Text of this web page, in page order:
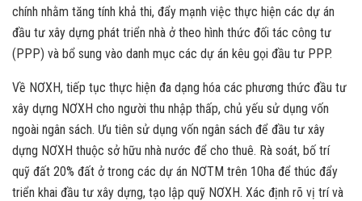
chính nhằm tăng tính khả thi, đẩy mạnh việc thực hiện các dự án
đầu tư xây dựng phát triển nhà ở theo hình thức đối tác công tư
(PPP) và bổ sung vào danh mục các dự án kêu gọi đầu tư PPP.
Về NƠXH, tiếp tục thực hiện đa dạng hóa các phương thức đầu tư
xây dựng NƠXH cho người thu nhập thấp, chủ yếu sử dụng vốn
ngoài ngân sách. Ưu tiên sử dụng vốn ngân sách để đầu tư xây
dựng NƠXH thuộc sở hữu nhà nước để cho thuê. Rà soát, bố trí
quỹ đất 20% đất ở trong các dự án NƠTM trên 10ha để thúc đẩy
triển khai đầu tư xây dựng, tạo lập quỹ NƠXH. Xác định rõ vị trí và